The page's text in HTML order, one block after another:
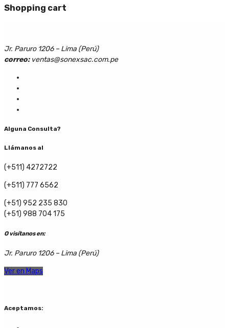
Shopping cart
Jr. Paruro 1206 – Lima (Perú)
correo:ventas@sonexsac.com.pe
Alguna Consulta?
Llámanos al
(+511) 4272722
(+511) 777 6562
(+51) 952 235 830
(+51) 988 704 175
O visítanos en:
Jr. Paruro 1206 – Lima (Perú)
Ver en Maps
Aceptamos: